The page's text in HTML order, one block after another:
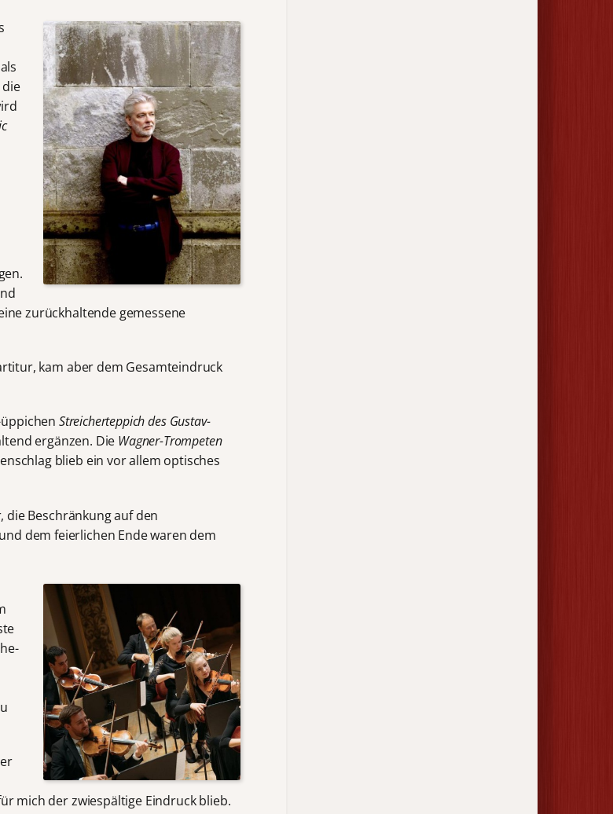
zurückhaltende gemessene
kam aber dem Gesamteindruck
Streicherteppich des Gustav-
ergänzen. Die Wagner-Trompeten
blieb ein vor allem optisches
Beschränkung auf den
dem feierlichen Ende waren dem
mich der zwiespältige Eindruck blieb.